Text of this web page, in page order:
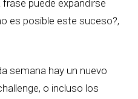
frase puede expandirse
es posible este suceso?,
semana hay un nuevo
o incluso los